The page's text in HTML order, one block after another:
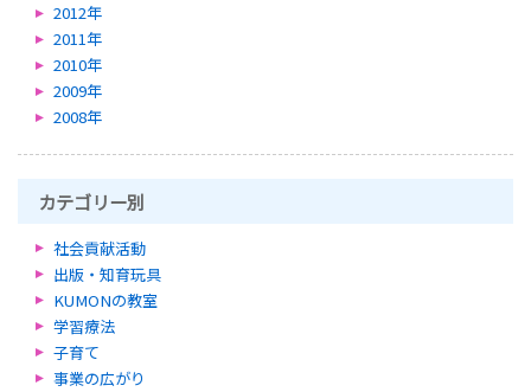
2012年
2011年
2010年
2009年
2008年
カテゴリー別
社会貢献活動
出版・知育玩具
KUMONの教室
学習療法
子育て
事業の広がり